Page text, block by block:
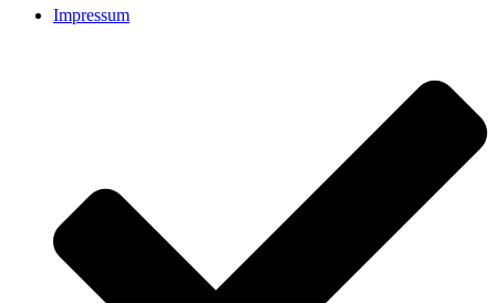
Impressum